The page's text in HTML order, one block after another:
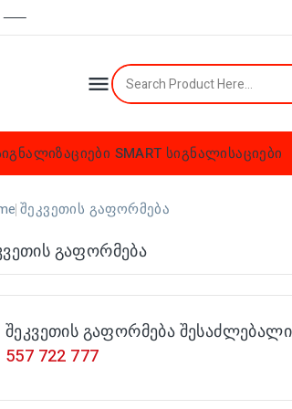

SMART სიგნალისაციები
Შეკვეთის Გაფორმება
Გაფორმება
შეკვეთის გაფორმება
557 722 777